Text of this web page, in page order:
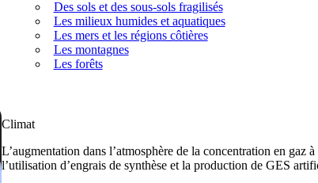
Des sols et des sous-sols fragilisés
Les milieux humides et aquatiques
Les mers et les régions côtières
Les montagnes
Les forêts
Climat
L’augmentation dans l’atmosphère de la concentration en gaz
l’utilisation d’engrais de synthèse et la production de GES